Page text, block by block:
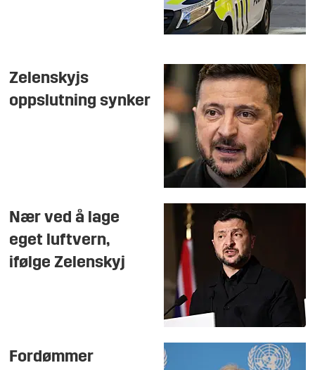
Zelenskyjs
oppslutning synker
Nær ved å lage
eget luftvern,
ifølge Zelenskyj
Fordømmer